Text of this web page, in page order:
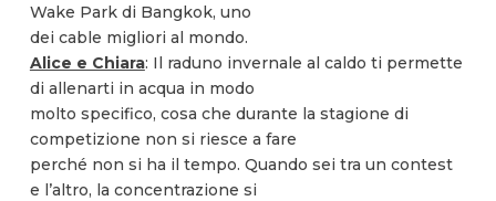
Wake Park di Bangkok, uno
dei cable migliori al mondo.
Alice e Chiara: Il raduno invernale al caldo ti permette
di allenarti in acqua in modo
molto specifico, cosa che durante la stagione di
competizione non si riesce a fare
perché non si ha il tempo. Quando sei tra un contest
e l’altro, la concentrazione si